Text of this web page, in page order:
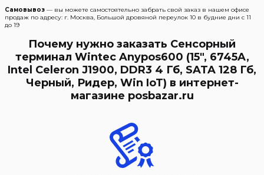
Самовывоз — вы можете самостоятельно забрать свой заказ в нашем офисе
продаж по адресу: г. Москва, Большой дровяной переулок 10 в будние дни с 11
до 19
Почему нужно заказать Сенсорный
терминал Wintec Anypos600 (15″, 6745A,
Intel Celeron J1900, DDR3 4 Гб, SATA 128 Гб,
Черный, Ридер, Win IoT) в интернет-
магазине posbazar.ru